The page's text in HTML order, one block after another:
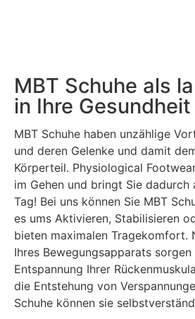
MBT Schuhe als
in Ihre Gesundheit
MBT Schuhe haben unzählige
und deren Gelenke und damit
Körperteil. Physiological
im Gehen und bringt Sie
Tag! Bei uns können Sie MBT
es ums Aktivieren, Stabilisieren
bieten maximalen Tragekomfort.
Ihres Bewegungsapparats
Entspannung Ihrer
die Entstehung von
Schuhe können sie